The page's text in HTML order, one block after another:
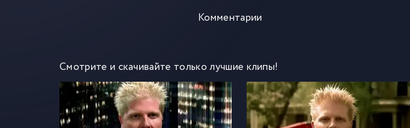
Комментарии
Смотрите и скачивайте только лучшие клипы!